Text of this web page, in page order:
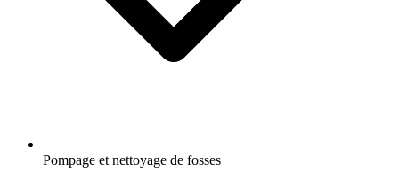
Pompage et nettoyage de fosses